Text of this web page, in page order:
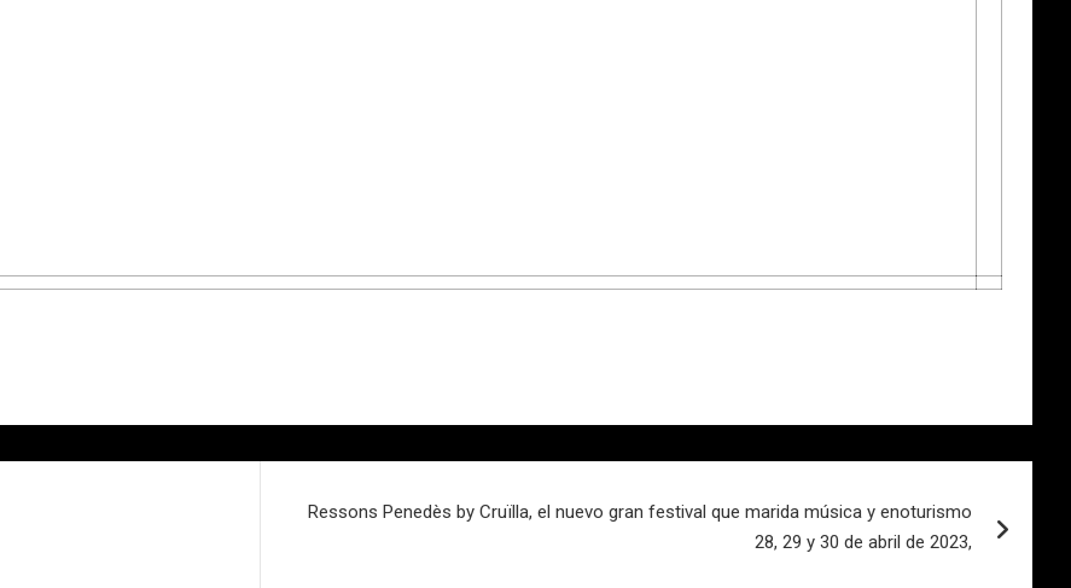
Ressons Penedès by Cruïlla, el nuevo gran festival que marida música y enoturismo
28, 29 y 30 de abril de 2023,